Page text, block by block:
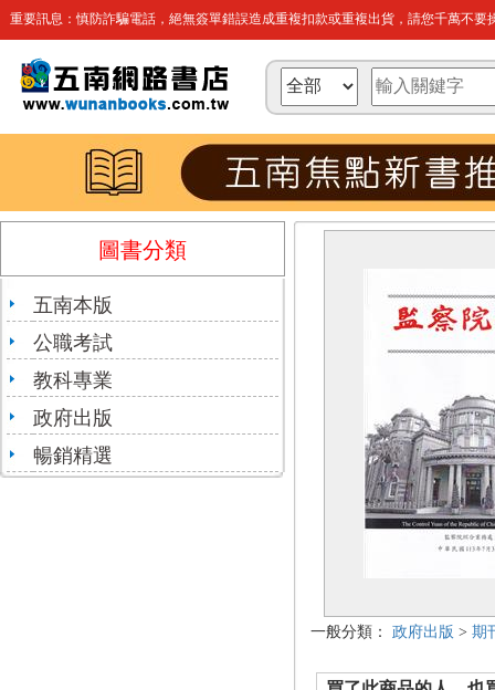
重要訊息：慎防詐騙電話，絕無簽單錯誤造成重複扣款或重複出貨，請您千萬不要
圖書分類
五南本版
公職考試
教科專業
政府出版
暢銷精選
一般分類： 政府出版 > 期